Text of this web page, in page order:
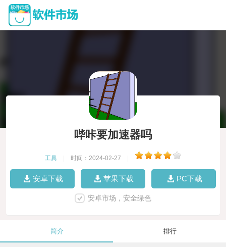
哔咔要加速器吗
工具 时间：2024-02-27
安卓下载 苹果下载 PC下载
安卓市场，安全绿色
简介 排行